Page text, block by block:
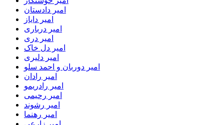
امیر دادستان
امیر دایاز
امیر درباری
امیر دری
امیر دل خاک
امیر دلیری
امیر دوربان و احمد سلو
امیر رادان
امیر رادریمو
امیر رحیمی
امیر رشوند
امیر رهنما